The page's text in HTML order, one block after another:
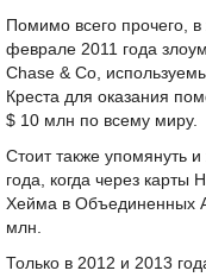
Помимо всего прочего,
феврале 2011 года
Chase & Co,
Креста для оказания
$ 10 млн по всему миру.
Стоит также упомянуть
года, когда через карты
Хейма в Объединенных
млн.
Только в 2012 и 2013